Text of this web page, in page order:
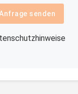
senden